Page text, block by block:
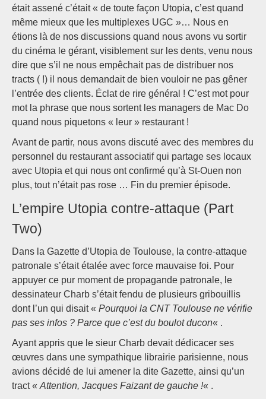
était assené c’était « de toute façon Utopia, c’est quand
même mieux que les multiplexes UGC »… Nous en
étions là de nos discussions quand nous avons vu sortir
du cinéma le gérant, visiblement sur les dents, venu nous
dire que s’il ne nous empêchait pas de distribuer nos
tracts ( !) il nous demandait de bien vouloir ne pas gêner
l’entrée des clients. Éclat de rire général ! C’est mot pour
mot la phrase que nous sortent les managers de Mac Do
quand nous piquetons « leur » restaurant !
Avant de partir, nous avons discuté avec des membres du
personnel du restaurant associatif qui partage ses locaux
avec Utopia et qui nous ont confirmé qu’à St-Ouen non
plus, tout n’était pas rose … Fin du premier épisode.
L’empire Utopia contre-attaque (Part
Two)
Dans la Gazette d’Utopia de Toulouse, la contre-attaque
patronale s’était étalée avec force mauvaise foi. Pour
appuyer ce pur moment de propagande patronale, le
dessinateur Charb s’était fendu de plusieurs gribouillis
dont l’un qui disait « Pourquoi la CNT Toulouse ne vérifie
pas ses infos ? Parce que c’est du boulot ducon« .
Ayant appris que le sieur Charb devait dédicacer ses
œuvres dans une sympathique librairie parisienne, nous
avions décidé de lui amener la dite Gazette, ainsi qu’un
tract « Attention, Jacques Faizant de gauche !« .